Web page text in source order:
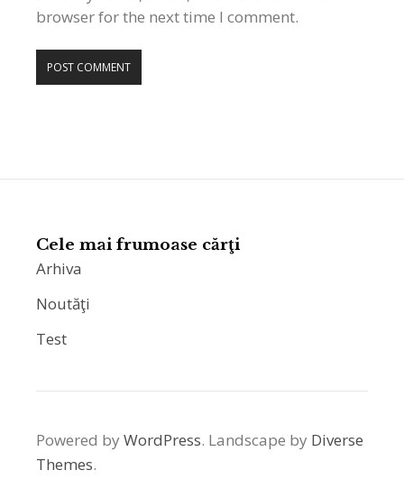
browser for the next time I comment.
Cele mai frumoase cărţi
Arhiva
Noutăţi
Test
Powered by WordPress. Landscape by Diverse
Themes.